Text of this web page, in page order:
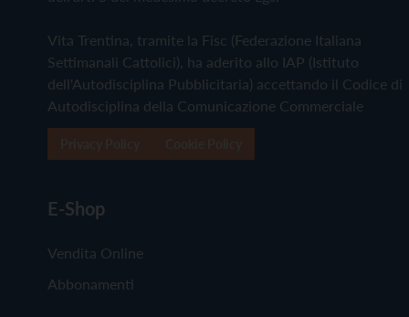
Vita Trentina, tramite la Fisc (Federazione Italiana
Settimanali Cattolici), ha aderito allo IAP (Istituto
dell'Autodisciplina Pubblicitaria) accettando il Codice di
Autodisciplina della Comunicazione Commerciale
E-Shop
Vendita Online
Abbonamenti